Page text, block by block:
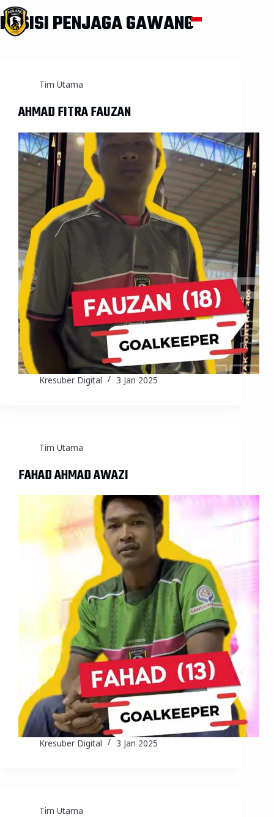
POSISIPENJAGA GAWANG
Tim Utama
AHMAD FITRA FAUZAN
Kresuber Digital 3 Jan 2025
Tim Utama
FAHAD AHMAD AWAZI
Kresuber Digital 3 Jan 2025
Tim Utama